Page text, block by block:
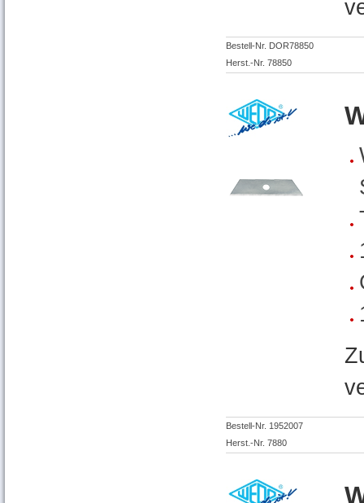
Bestell-Nr. DOR78850
Herst.-Nr. 78850
Bestell-Nr. 1952007
Herst.-Nr. 7880